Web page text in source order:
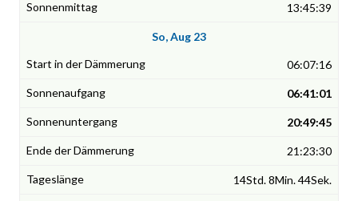
13:45:39
So, Aug 23
06:07:16
06:41:01
20:49:45
21:23:30
14Std. 8Min. 44Sek.